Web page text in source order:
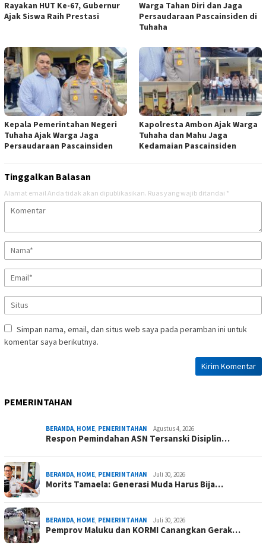
Rayakan HUT Ke-67, Gubernur
Ajak Siswa Raih Prestasi
Warga Tahan Diri dan Jaga
Persaudaraan Pascainsiden di
Tuhaha
Kepala Pemerintahan Negeri
Tuhaha Ajak Warga Jaga
Persaudaraan Pascainsiden
Kapolresta Ambon Ajak Warga
Tuhaha dan Mahu Jaga
Kedamaian Pascainsiden
Tinggalkan Balasan
Alamat email Anda tidak akan dipublikasikan. Ruas yang wajib ditandai *
Simpan nama, email, dan situs web saya pada peramban ini untuk
komentar saya berikutnya.
PEMERINTAHAN
BERANDA, HOME, PEMERINTAHAN Agustus 4, 2026
Respon Pemindahan ASN Tersanski Disiplin…
BERANDA, HOME, PEMERINTAHAN Juli 30, 2026
Morits Tamaela: Generasi Muda Harus Bija…
BERANDA, HOME, PEMERINTAHAN Juli 30, 2026
Pemprov Maluku dan KORMI Canangkan Gerak…